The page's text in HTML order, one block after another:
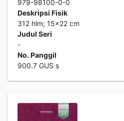
979-98100-0-0
Deskripsi Fisik
312 hlm; 15x22 cm
Judul Seri
-
No. Panggil
900.7 GUS s